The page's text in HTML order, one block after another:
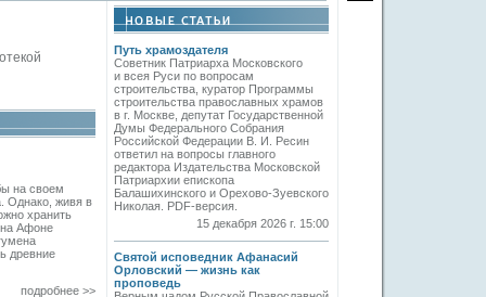
на своем
Однако, живя в
хранить
на Афоне
древние
подробнее >>
Путь храмоздателя
Советник Патриарха Московского
и всея Руси по вопросам
строительства, куратор Программы
строительства православных храмов
в г. Москве, депутат Государственной
Думы Федерального Собрания
Российской Федерации В. И. Ресин
ответил на вопросы главного
редактора Издательства Московской
Патриархии епископа
Балашихинского и Орехово-Зуевского
Николая. PDF-версия.
15 декабря 2026 г. 15:00
Святой исповедник Афанасий
Орловский — жизнь как
проповедь